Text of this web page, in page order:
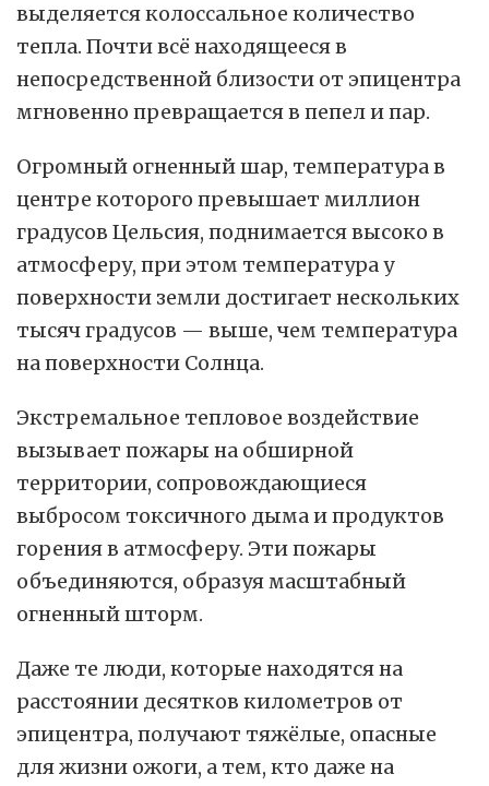
выделяется колоссальное количество
тепла. Почти всё находящееся в
непосредственной близости от эпицентра
мгновенно превращается в пепел и пар.
Огромный огненный шар, температура в
центре которого превышает миллион
градусов Цельсия, поднимается высоко в
атмосферу, при этом температура у
поверхности земли достигает нескольких
тысяч градусов — выше, чем температура
на поверхности Солнца.
Экстремальное тепловое воздействие
вызывает пожары на обширной
территории, сопровождающиеся
выбросом токсичного дыма и продуктов
горения в атмосферу. Эти пожары
объединяются, образуя масштабный
огненный шторм.
Даже те люди, которые находятся на
расстоянии десятков километров от
эпицентра, получают тяжёлые, опасные
для жизни ожоги, а тем, кто даже на